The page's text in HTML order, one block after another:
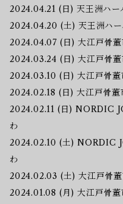
2024.04.21 (日) 天王洲ハー
2024.04.20 (土) 天王洲ハ
2024.04.07 (日) 大江戸骨
2024.03.24 (日) 大江戸骨
2024.03.10 (日) 大江戸骨
2024.02.18 (日) 大江戸骨
2024.02.11 (日) NORDIC
わ
2024.02.10 (土) NORDIC
わ
2024.02.03 (土) 大江戸骨
2024.01.08 (月) 大江戸骨